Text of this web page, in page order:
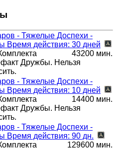
- Тяжелые Доспехи -
Время действия: 30 дней
43200 мин.
Дружбы. Нельзя
- Тяжелые Доспехи -
Время действия: 10 дней
14400 мин.
Дружбы. Нельзя
- Тяжелые Доспехи -
Время действия: 90 дн.
129600 мин.